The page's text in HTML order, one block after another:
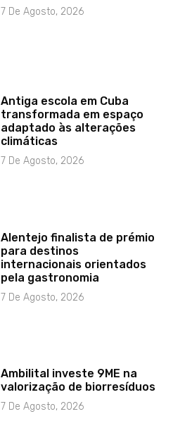
7 De Agosto, 2026
Antiga escola em Cuba
transformada em espaço
adaptado às alterações
climáticas
7 De Agosto, 2026
Alentejo finalista de prémio
para destinos
internacionais orientados
pela gastronomia
7 De Agosto, 2026
Ambilital investe 9ME na
valorização de biorresíduos
7 De Agosto, 2026